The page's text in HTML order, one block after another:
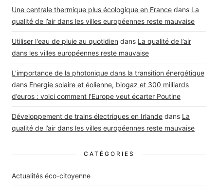
Une centrale thermique plus écologique en France dans La
qualité de l’air dans les villes européennes reste mauvaise
Utiliser l'eau de pluie au quotidien dans La qualité de l’air
dans les villes européennes reste mauvaise
L'importance de la photonique dans la transition énergétique
dans Energie solaire et éolienne, biogaz et 300 milliards
d’euros : voici comment l’Europe veut écarter Poutine
Développement de trains électriques en Irlande dans La
qualité de l’air dans les villes européennes reste mauvaise
CATÉGORIES
Actualités éco-citoyenne